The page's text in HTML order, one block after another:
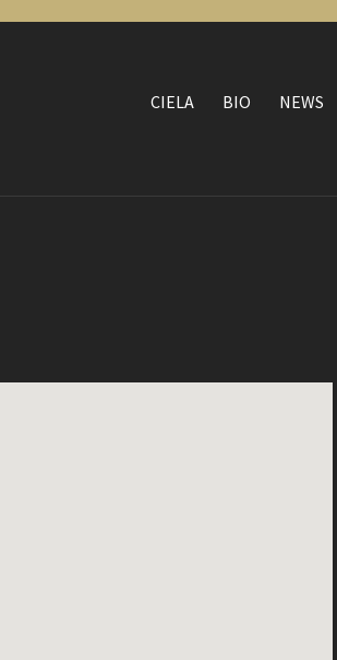
CIELA BIO NEWS